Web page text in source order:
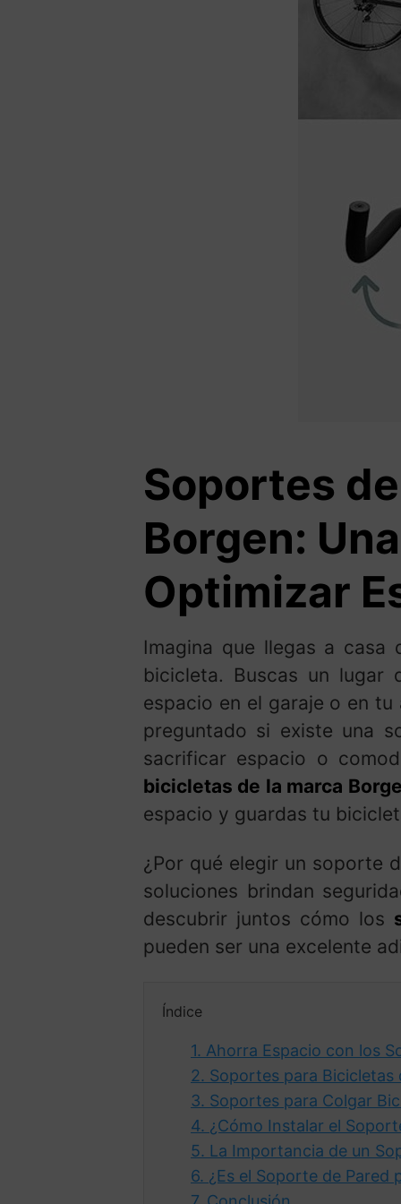
Soportes
Borgen:
Optimizar
Imagina que llegas a
bicicleta. Buscas un lugar
espacio en el garaje o en
preguntado si existe una
sacrificar espacio o
bicicletas de la marca
espacio y guardas tu
¿Por qué elegir un soporte
soluciones brindan
descubrir juntos cómo los
pueden ser una excelente
Índice
1. Ahorra Espacio con los
2. Soportes para Bicicletas
3. Soportes para Colgar
4. ¿Cómo Instalar el
5. La Importancia de un
6. ¿Es el Soporte de Pared